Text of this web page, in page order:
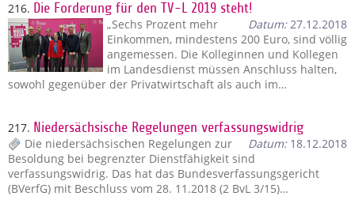
216. Die Forderung für den TV-L 2019 steht!
Datum:27.12.2018
„Sechs Prozent mehr
Einkommen, mindestens 200 Euro, sind völlig
angemessen. Die Kolleginnen und Kollegen
im Landesdienst müssen Anschluss halten,
sowohl gegenüber der Privatwirtschaft als auch im…
217. Niedersächsische Regelungen verfassungswidrig
Datum:18.12.2018
Die niedersächsischen Regelungen zur
Besoldung bei begrenzter Dienstfähigkeit sind
verfassungswidrig. Das hat das Bundesverfassungsgericht
(BVerfG) mit Beschluss vom 28. 11.2018 (2 BvL 3/15)…